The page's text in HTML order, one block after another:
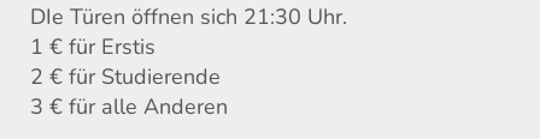
DIe Türen öffnen sich 21:30 Uhr.
1 € für Erstis
2 € für Studierende
3 € für alle Anderen